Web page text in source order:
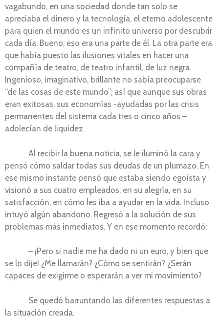
vagabundo, en una sociedad donde tan solo se
apreciaba el dinero y la tecnología, el eterno adolescente
para quien el mundo es un infinito universo por descubrir
cada día. Bueno, eso era una parte de él. La otra parte era
que había puesto las ilusiones vitales en hacer una
compañía de teatro, de teatro infantil, de luz negra.
Ingenioso, imaginativo, brillante no sabía preocuparse
“de las cosas de este mundo”; así que aunque sus obras
eran exitosas, sus economías -ayudadas por las crisis
permanentes del sistema cada tres o cinco años –
adolecían de liquidez.
Al recibir la buena noticia, se le iluminó la cara y
pensó cómo saldar todas sus deudas de un plumazo. En
ese mismo instante pensó que estaba siendo egoísta y
visionó a sus cuatro empleados, en su alegría, en su
satisfacción, en cómo les iba a ayudar en la vida. Incluso
intuyó algún abandono. Regresó a la solución de sus
problemas más inmediatos. Y en ese momento recordó:
– ¡Pero si nadie me ha dado ni un euro, y bien que
se lo dije! ¿Me llamarán? ¿Cómo se sentirán? ¿Serán
capaces de exigirme o esperarán a ver mi movimiento?
Se quedó barruntando las diferentes respuestas a
la situación creada.